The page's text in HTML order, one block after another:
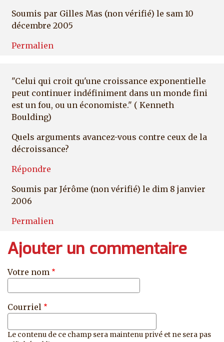
Soumis par Gilles Mas (non vérifié) le sam 10
décembre 2005
Permalien
"Celui qui croit qu'une croissance exponentielle
peut continuer indéfiniment dans un monde fini
est un fou, ou un économiste." ( Kenneth
Boulding)
Quels arguments avancez-vous contre ceux de la
décroissance?
Répondre
Soumis par Jérôme (non vérifié) le dim 8 janvier
2006
Permalien
Ajouter un commentaire
Votre nom
Courriel
Le contenu de ce champ sera maintenu privé et ne sera pas